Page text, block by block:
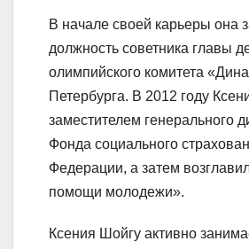
В начале своей карьеры она
должность советника главы
олимпийского комитета
Петербурга. В 2012 году
заместителем генерального
Фонда социального
Федерации, а затем
помощи молодежи».
Ксения Шойгу активно